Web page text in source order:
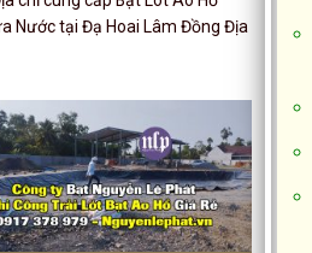
Nước tại Đạ Hoai Lâm Đồng Địa